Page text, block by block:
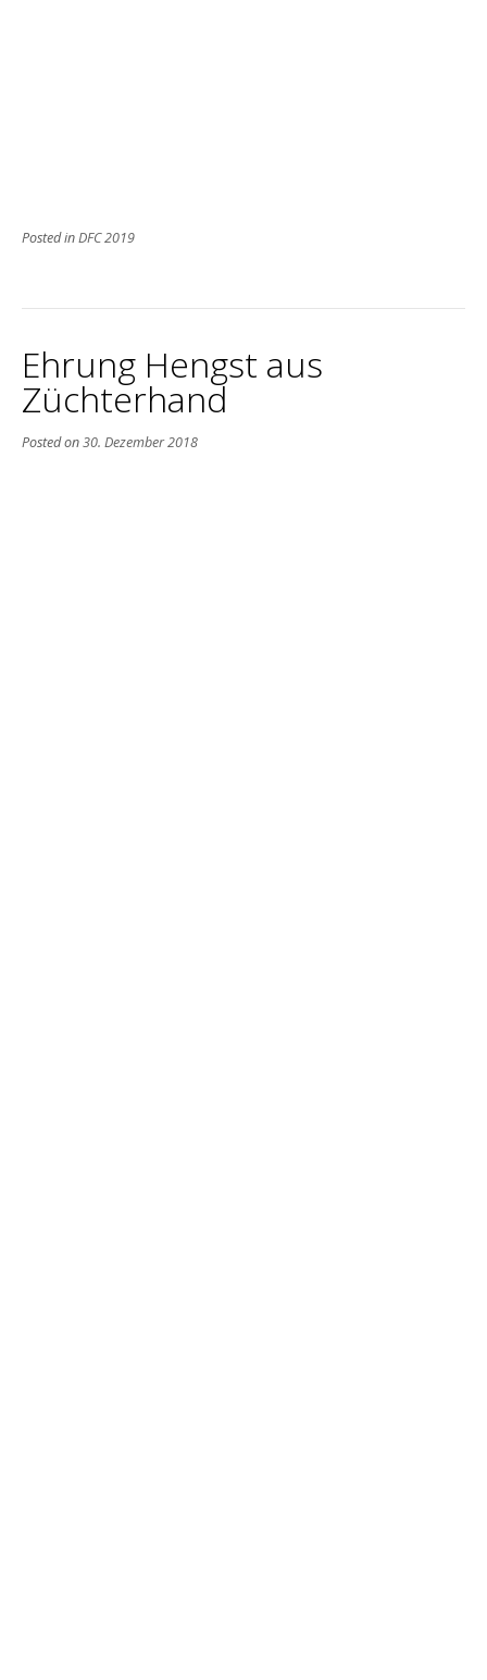
Posted inDFC 2019
Ehrung Hengst aus
Züchterhand
Posted on30. Dezember 2018